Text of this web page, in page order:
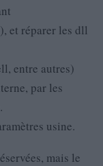
et réparer les dll
entre autres)
par les
usine.
mais le